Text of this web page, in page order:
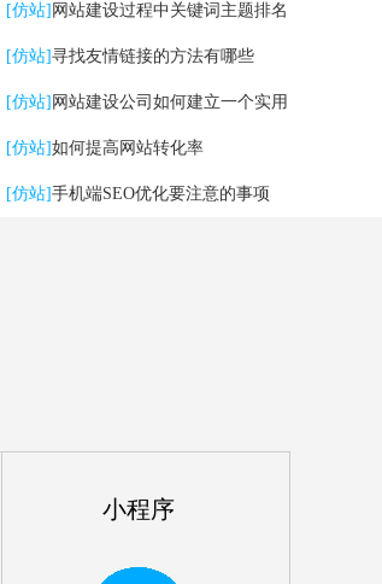
[仿站] 网站建设过程中关键词主题排名
掉了，怎么办？
[仿站]寻找友情链接的方法有哪些
[仿站] 网站建设公司如何建立一个实用
的网站
[仿站]如何提高网站转化率
[仿站]手机端SEO优化要注意的事项
小程序